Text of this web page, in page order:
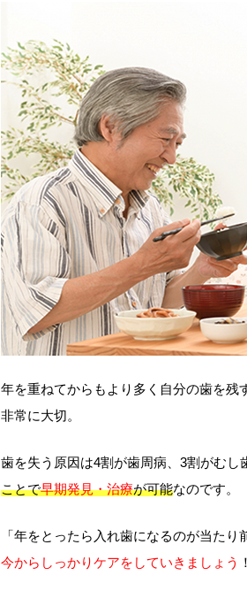
年を重ねてからもより多く自分の歯を
非常に大切。
歯を失う原因は4割が歯周病、3割がむし
ことで早期発見・治療が可能なのです。
「年をとったら入れ歯になるのが当た
今からしっかりケアをしていきましょう ！